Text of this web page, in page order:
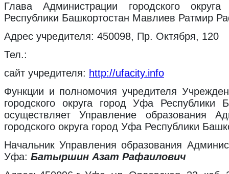
Глава Администрации городского
Республики Башкортостан Мавлиев Ратмир
Адрес учредителя: 450098, Пр. Октября, 120
Тел.:
сайт учредителя: http://ufacity.info
Функции и полномочия учредителя
городского округа город Уфа Республики
осуществляет Управление образования
городского округа город Уфа Республики
Начальник Управления образования
Уфа: Батыршин Азат Рафаилович